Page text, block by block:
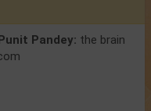
Pandey: the brain